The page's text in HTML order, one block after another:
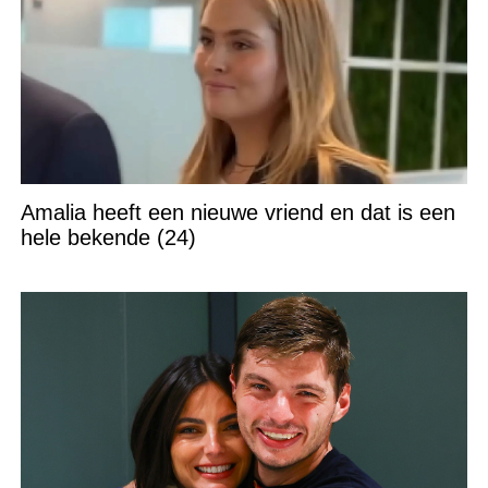
Amalia heeft een nieuwe vriend en dat is een
hele bekende (24)